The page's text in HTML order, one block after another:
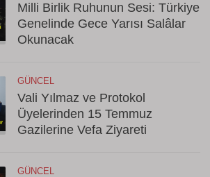
Milli Birlik Ruhunun Sesi: Türkiye
Genelinde Gece Yarısı Salâlar
Okunacak
GÜNCEL
Vali Yılmaz ve Protokol
Üyelerinden 15 Temmuz
Gazilerine Vefa Ziyareti
GÜNCEL